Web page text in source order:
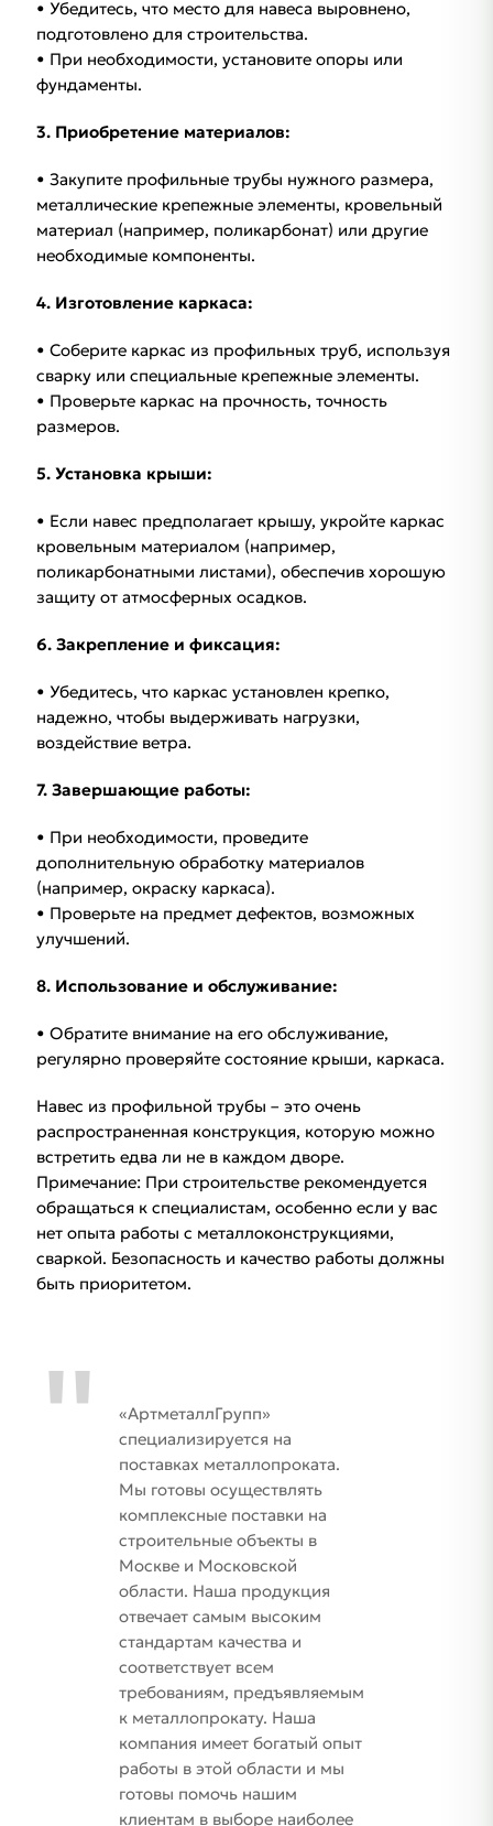
• Убедитесь, что место для навеса выровнено,
подготовлено для строительства.
• При необходимости, установите опоры или
фундаменты.
3. Приобретение материалов:
• Закупите профильные трубы нужного размера,
металлические крепежные элементы, кровельный
материал (например, поликарбонат) или другие
необходимые компоненты.
4. Изготовление каркаса:
• Соберите каркас из профильных труб, используя
сварку или специальные крепежные элементы.
• Проверьте каркас на прочность, точность
размеров.
5. Установка крыши:
• Если навес предполагает крышу, укройте каркас
кровельным материалом (например,
поликарбонатными листами), обеспечив хорошую
защиту от атмосферных осадков.
6. Закрепление и фиксация:
• Убедитесь, что каркас установлен крепко,
надежно, чтобы выдерживать нагрузки,
воздействие ветра.
7. Завершающие работы:
• При необходимости, проведите
дополнительную обработку материалов
(например, окраску каркаса).
• Проверьте на предмет дефектов, возможных
улучшений.
8. Использование и обслуживание:
• Обратите внимание на его обслуживание,
регулярно проверяйте состояние крыши, каркаса.
Навес из профильной трубы – это очень
распространенная конструкция, которую можно
встретить едва ли не в каждом дворе.
Примечание: При строительстве рекомендуется
обращаться к специалистам, особенно если у вас
нет опыта работы с металлоконструкциями,
сваркой. Безопасность и качество работы должны
быть приоритетом.
«АртметаллГрупп»
специализируется на
поставках металлопроката.
Мы готовы осуществлять
комплексные поставки на
строительные объекты в
Москве и Московской
области. Наша продукция
отвечает самым высоким
стандартам качества и
соответствует всем
требованиям, предъявляемым
к металлопрокату. Наша
компания имеет богатый опыт
работы в этой области и мы
готовы помочь нашим
клиентам в выборе наиболее